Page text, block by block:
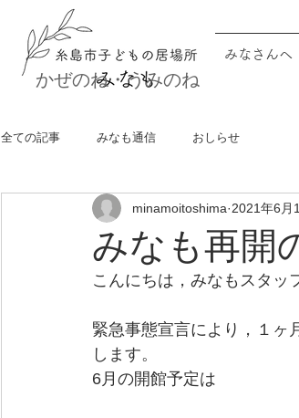
かぜのね・うみのね
みなさんへ
全ての記事 みなも通信 おしらせ
みなも再開
minamoitoshima 2021年6月
こんにちは，みなもスタッ
緊急事態宣言により，１ヶ
します。
6月の開館予定は